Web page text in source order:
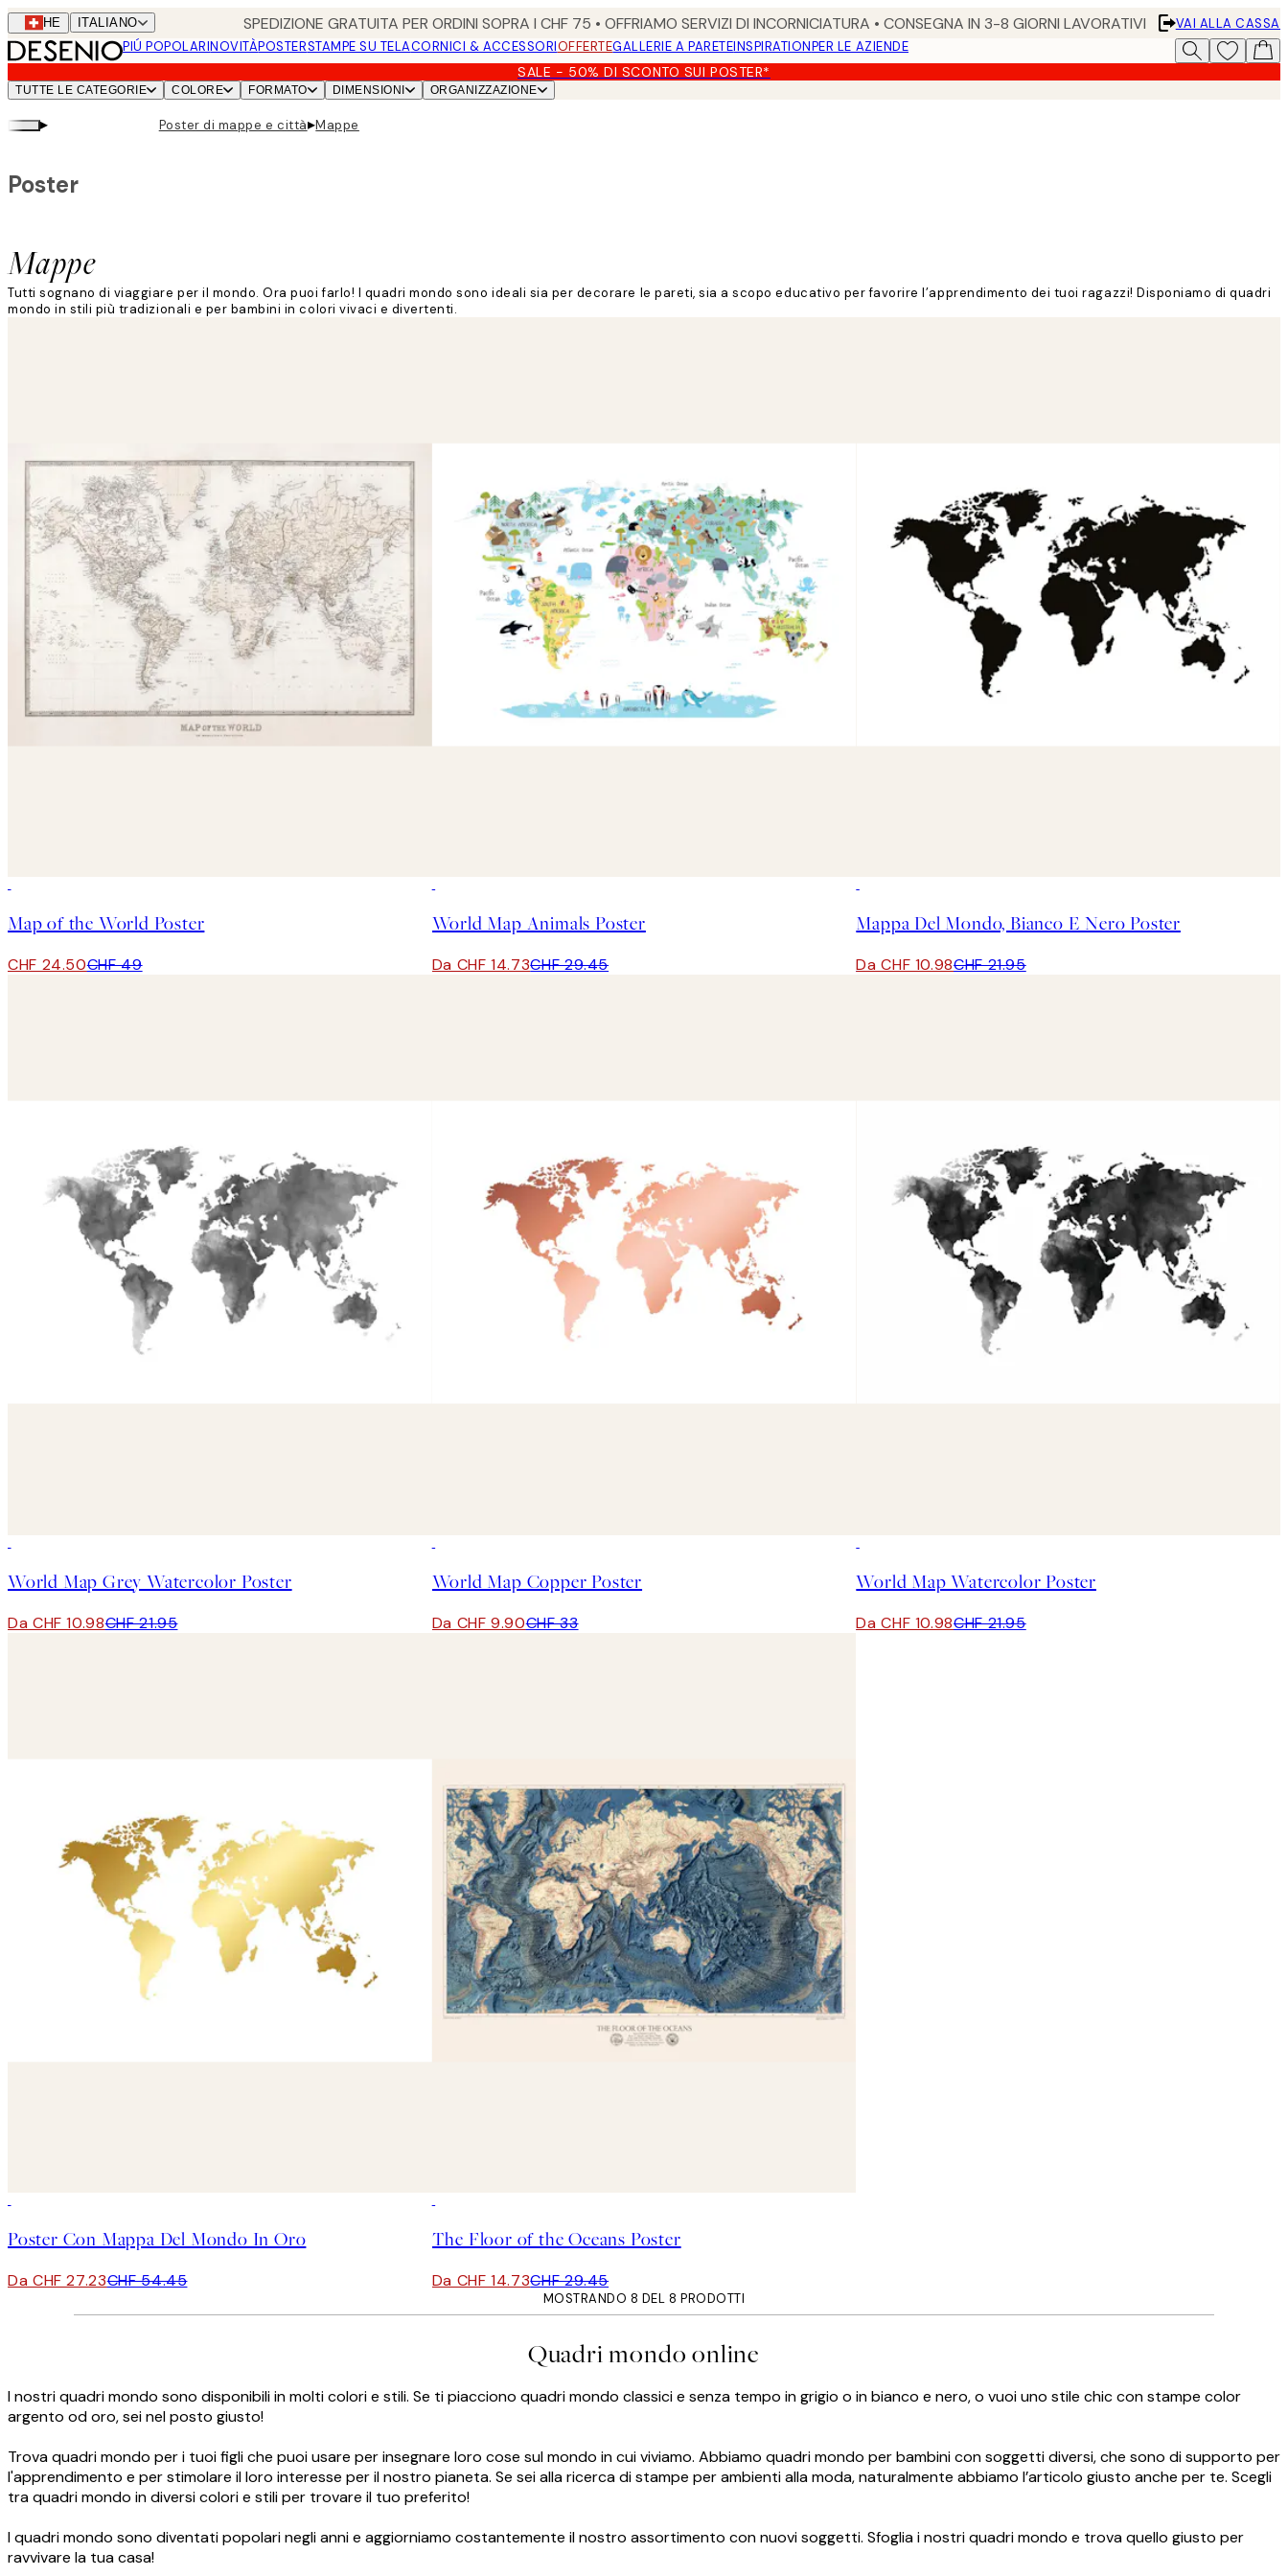
Skip
to
main
content.
CHE ITALIANO SPEDIZIONE GRATUITA PER ORDINI SOPRA I CHF 75 • OFFRIAMO SERVIZI DI INCORNICIATURA • CONSEGNA IN 3-8 GIORNI LAVORATIVI
VAI ALLA CASSA
PIÚ POPOLARINOVITÀPOSTERSTAMPE SU TELACORNICI & ACCESSORIOFFERTEGALLERIE A PARETEINSPIRATIONPER LE AZIENDE
SALE - 50% DI SCONTO SUI POSTER*
TUTTE LE CATEGORIE COLORE FORMATO DIMENSIONI ORGANIZZAZIONE
▸ Poster di mappe e città▸Mappe
Mappe
Poster
Tutti sognano di viaggiare per il mondo. Ora puoi farlo! I quadri mondo sono ideali sia per decorare le pareti, sia a scopo educativo per favorire l’apprendimento dei tuoi ragazzi! Disponiamo di quadri
mondo in stili più tradizionali e per bambini in colori vivaci e divertenti.
Map of the World Poster
CHF 24.50CHF 49
World Map Animals Poster
Da CHF 14.73CHF 29.45
Mappa Del Mondo, Bianco E Nero Poster
Da CHF 10.98CHF 21.95
World Map Grey Watercolor Poster
Da CHF 10.98CHF 21.95
World Map Copper Poster
Da CHF 9.90CHF 33
World Map Watercolor Poster
Da CHF 10.98CHF 21.95
Poster Con Mappa Del Mondo In Oro
Da CHF 27.23CHF 54.45
The Floor of the Oceans Poster
Da CHF 14.73CHF 29.45
MOSTRANDO 8 DEL 8 PRODOTTI
Quadri mondo online
I nostri quadri mondo sono disponibili in molti colori e stili. Se ti piacciono quadri mondo classici e senza tempo in grigio o in bianco e nero, o vuoi uno stile chic con stampe color
argento od oro, sei nel posto giusto!
Trova quadri mondo per i tuoi figli che puoi usare per insegnare loro cose sul mondo in cui viviamo. Abbiamo quadri mondo per bambini con soggetti diversi, che sono di supporto per
l'apprendimento e per stimolare il loro interesse per il nostro pianeta. Se sei alla ricerca di stampe per ambienti alla moda, naturalmente abbiamo l’articolo giusto anche per te. Scegli
tra quadri mondo in diversi colori e stili per trovare il tuo preferito!
I quadri mondo sono diventati popolari negli anni e aggiorniamo costantemente il nostro assortimento con nuovi soggetti. Sfoglia i nostri quadri mondo e trova quello giusto per
ravvivare la tua casa!